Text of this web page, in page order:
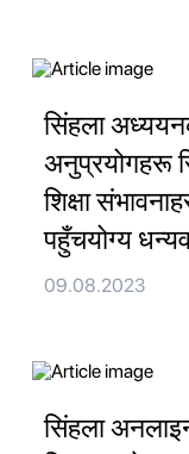
सिंहला
अनुप्रयोगहरू
शिक्षा
पहुँचयोग्य
09.08.2023
सिंहला